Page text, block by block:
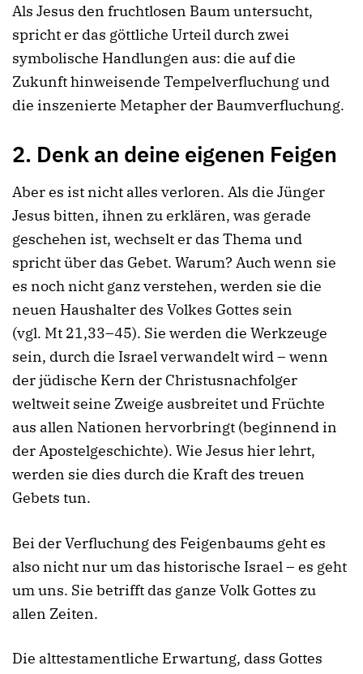
Als Jesus den fruchtlosen Baum untersucht,
spricht er das göttliche Urteil durch zwei
symbolische Handlungen aus: die auf die
Zukunft hinweisende Tempelverfluchung und
die inszenierte Metapher der Baumverfluchung.
2. Denk an deine eigenen Feigen
Aber es ist nicht alles verloren. Als die Jünger
Jesus bitten, ihnen zu erklären, was gerade
geschehen ist, wechselt er das Thema und
spricht über das Gebet. Warum? Auch wenn sie
es noch nicht ganz verstehen, werden sie die
neuen Haushalter des Volkes Gottes sein
(vgl. Mt 21,33–45). Sie werden die Werkzeuge
sein, durch die Israel verwandelt wird – wenn
der jüdische Kern der Christusnachfolger
weltweit seine Zweige ausbreitet und Früchte
aus allen Nationen hervorbringt (beginnend in
der Apostelgeschichte). Wie Jesus hier lehrt,
werden sie dies durch die Kraft des treuen
Gebets tun.
Bei der Verfluchung des Feigenbaums geht es
also nicht nur um das historische Israel – es geht
um uns. Sie betrifft das ganze Volk Gottes zu
allen Zeiten.
Die alttestamentliche Erwartung, dass Gottes